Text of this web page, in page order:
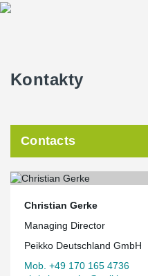
Kontakty
Contacts
Christian Gerke
Managing Director
Peikko Deutschland GmbH
Mob. +49 170 165 4736